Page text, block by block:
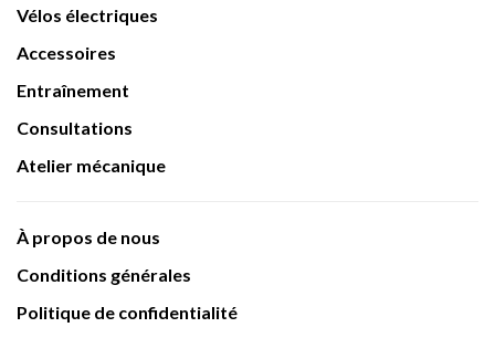
Vélos électriques
Accessoires
Entraînement
Consultations
Atelier mécanique
À propos de nous
Conditions générales
Politique de confidentialité